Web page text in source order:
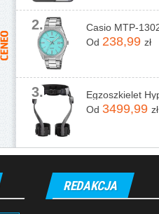
2.
Od 238,99 zł
3.
Od 3499,99 zł
REDAKCJA